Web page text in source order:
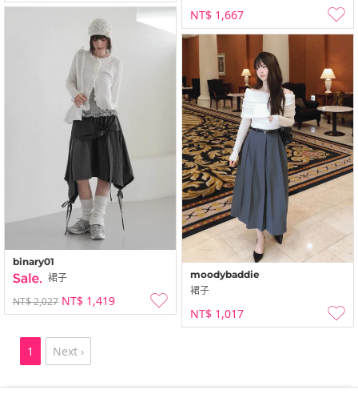
NT$ 1,667
binary01
裙子
NT$ 2,027 NT$ 1,419
moodybaddie
裙子
NT$ 1,017
1 Next ›